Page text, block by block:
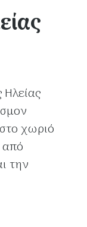
χωριό
την